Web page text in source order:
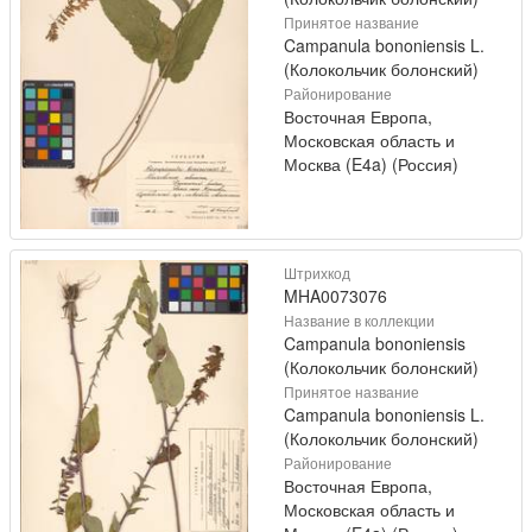
Принятое название
Campanula bononiensis L.
(Колокольчик болонский)
Районирование
Восточная Европа,
Московская область и
Москва (E4a) (Россия)
Штрихкод
MHA0073076
Название в коллекции
Campanula bononiensis
(Колокольчик болонский)
Принятое название
Campanula bononiensis L.
(Колокольчик болонский)
Районирование
Восточная Европа,
Московская область и